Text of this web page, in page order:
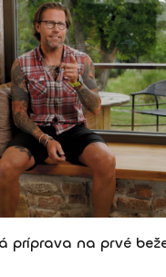
príprava na prvé